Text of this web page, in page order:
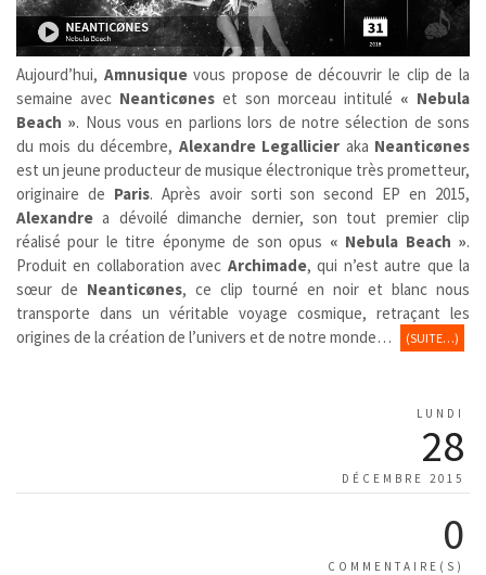
Aujourd’hui, Amnusiquevous propose de découvrir le clip de la
semaine avec Neanticønes et son morceau intitulé « Nebula
Beach ». Nous vous en parlions lors de notre sélection de sons
du mois du décembre, Alexandre Legallicier aka Neanticønes
est un jeune producteur de musique électronique très prometteur,
originaire de Paris. Après avoir sorti son second EP en 2015,
Alexandre a dévoilé dimanche dernier, son tout premier clip
réalisé pour le titre éponyme de son opus « Nebula Beach ».
Produit en collaboration avec Archimade, qui n’est autre que la
sœur de Neanticønes, ce clip tourné en noir et blanc nous
transporte dans un véritable voyage cosmique, retraçant les
origines de la création de l’univers et de notre monde…
(SUITE…)
LUNDI
28
DÉCEMBRE 2015
0
COMMENTAIRE(S)